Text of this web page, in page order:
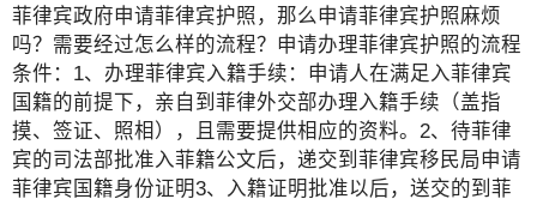
菲律宾政府申请菲律宾护照，那么申请菲律宾护照麻烦
吗？需要经过怎么样的流程？申请办理菲律宾护照的流程
条件：1、办理菲律宾入籍手续：申请人在满足入菲律宾
国籍的前提下，亲自到菲律外交部办理入籍手续（盖指
摸、签证、照相），且需要提供相应的资料。2、待菲律
宾的司法部批准入菲籍公文后，递交到菲律宾移民局申请
菲律宾国籍身份证明3、入籍证明批准以后，送交的到菲